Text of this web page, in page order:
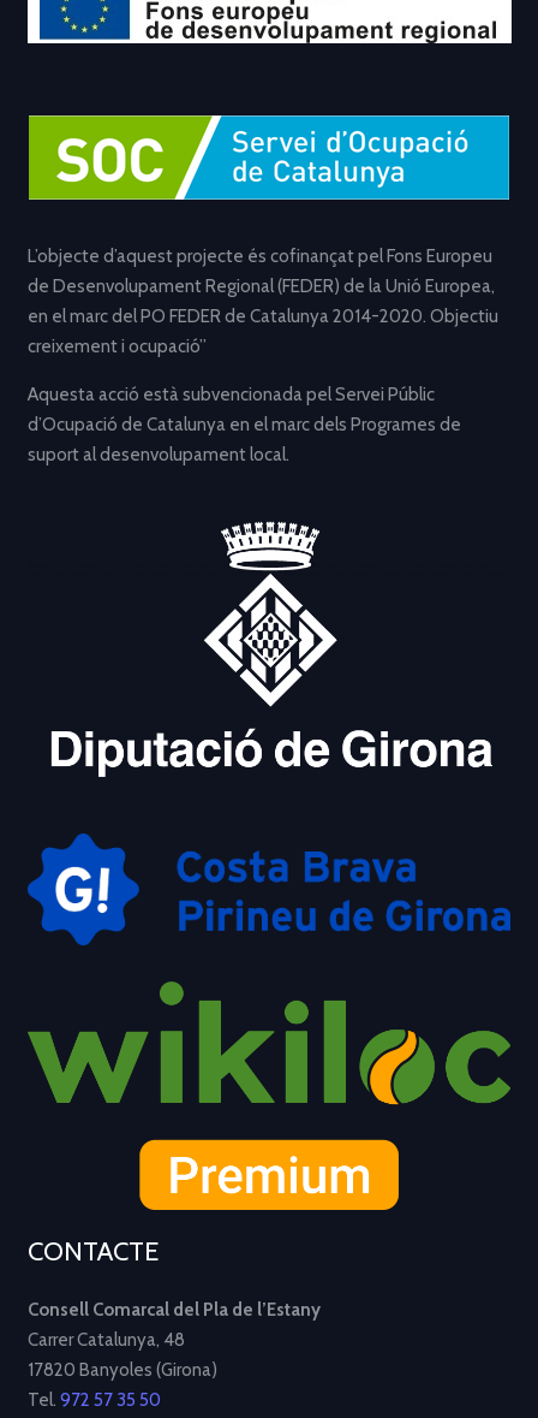
L’objecte d’aquest projecte és cofinançat pel Fons Europeu
de Desenvolupament Regional (FEDER) de la Unió Europea,
en el marc del PO FEDER de Catalunya 2014-2020. Objectiu
creixement i ocupació”
Aquesta acció està subvencionada pel Servei Públic
d’Ocupació de Catalunya en el marc dels Programes de
suport al desenvolupament local.
CONTACTE
Consell Comarcal del Pla de l’Estany
Carrer Catalunya, 48
17820 Banyoles (Girona)
Tel. 972 57 35 50